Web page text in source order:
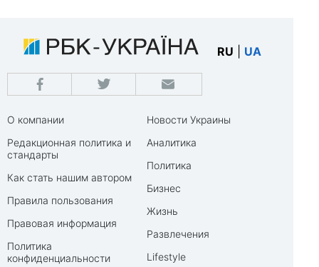
RU UA
О компании
Редакционная политика и
стандарты
Как стать нашим автором
Правила пользования
Правовая информация
Политика
конфиденциальности
Новости Украины
Аналитика
Политика
Бизнес
Жизнь
Развлечения
Lifestyle